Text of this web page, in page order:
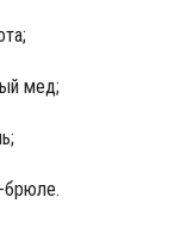
мед;
брюле.